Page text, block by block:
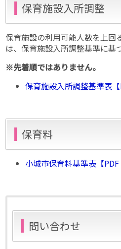
保育施設入所調整
保育施設の利用可能人数を上回
は、保育施設入所調整基準に基
※先着順ではありません。
保育施設入所調整基準表【
保育料
小城市保育料基準表【PDF
問い合わせ